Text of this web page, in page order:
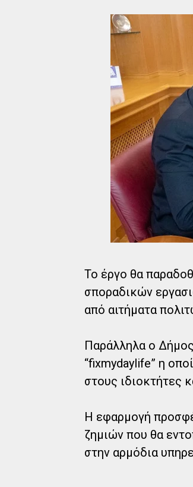
Το έργο θα
σποραδικών
από αιτήματα
Παράλληλα ο
“fixmydaylife” η
στους ιδιοκτήτες
Η εφαρμογή
ζημιών που θα
στην αρμόδια